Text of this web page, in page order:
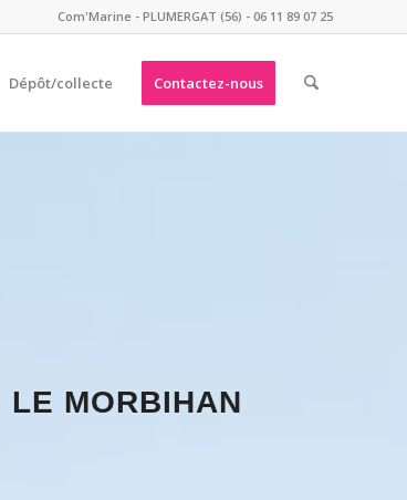
Com'Marine - PLUMERGAT (56) - 06 11 89 07 25
Dépôt/collecte Contactez-nous
LE MORBIHAN